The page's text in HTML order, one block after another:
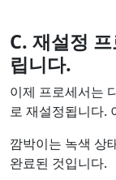
C. 재설정
립니다.
이제 프로세서는
로 재설정됩니다.
깜박이는 녹색 상
완료된 것입니다.